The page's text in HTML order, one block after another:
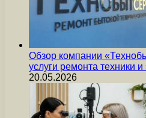
Обзор компании
услуги ремонта техники и
20.05.2026